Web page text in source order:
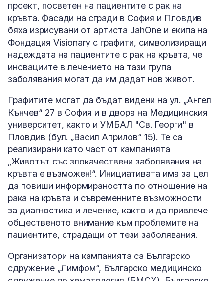
проект, посветен на пациентите с рак на
кръвта. Фасади на сгради в София и Пловдив
бяха изрисувани от артиста JahOne и екипа на
Фондация Visionary с графити, символизиращи
надеждата на пациентите с рак на кръвта, че
иновациите в лечението на тази група
заболявания могат да им дадат нов живот.
Графитите могат да бъдат видени на ул. „Ангел
Кънчев“ 27 в София и в двора на Медицинския
университет, както и УМБАЛ "Св. Георги" в
Пловдив (бул. „Васил Априлов“ 15). Те са
реализирани като част от кампанията
„Животът със злокачествени заболявания на
кръвта е възможен!“. Инициативата има за цел
да повиши информираността по отношение на
рака на кръвта и съвременните възможности
за диагностика и лечение, както и да привлече
общественото внимание към проблемите на
пациентите, страдащи от тези заболявания.
Организатори на кампанията са Българско
сдружение „Лимфом“, Българско медицинско